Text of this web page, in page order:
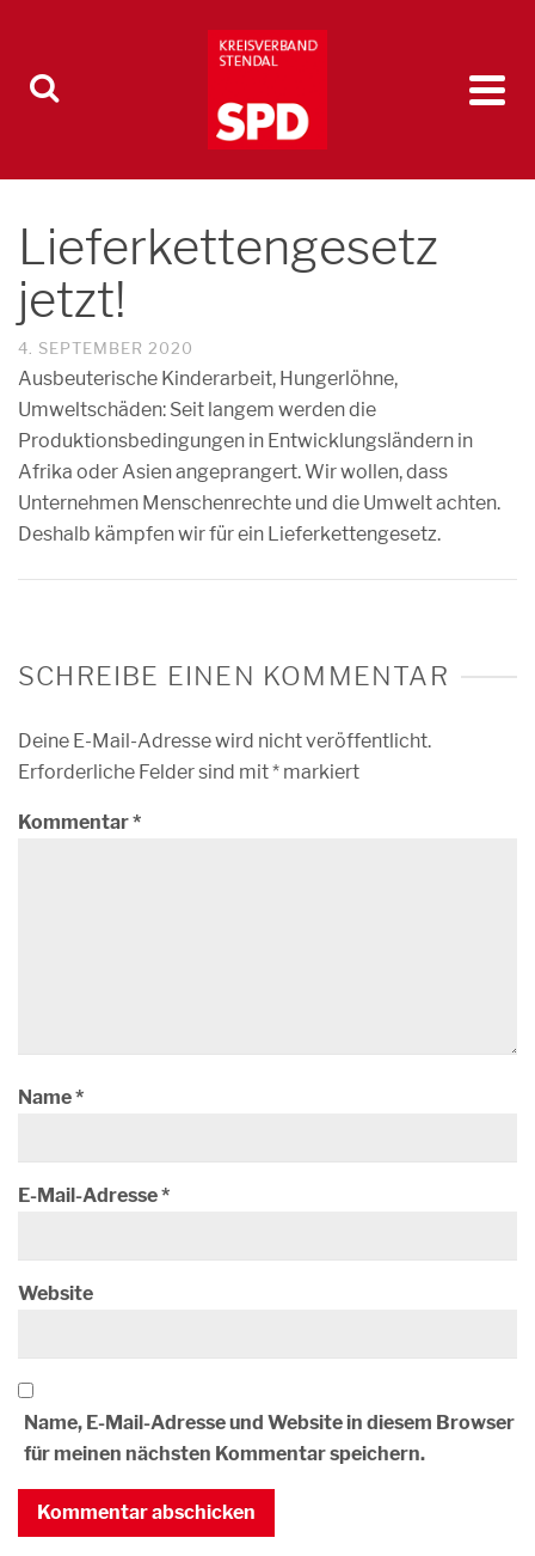
Lieferkettengesetz
jetzt!
4. SEPTEMBER 2020
Ausbeuterische Kinderarbeit, Hungerlöhne,
Umweltschäden: Seit langem werden die
Produktionsbedingungen in Entwicklungsländern in
Afrika oder Asien angeprangert. Wir wollen, dass
Unternehmen Menschenrechte und die Umwelt achten.
Deshalb kämpfen wir für ein Lieferkettengesetz.
SCHREIBE EINEN KOMMENTAR
Deine E-Mail-Adresse wird nicht veröffentlicht.
Erforderliche Felder sind mit* markiert
Kommentar*
Name*
E-Mail-Adresse*
Website
Name, E-Mail-Adresse und Website in diesem Browser
für meinen nächsten Kommentar speichern.